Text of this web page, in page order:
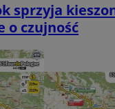
sprzyja
o czujność